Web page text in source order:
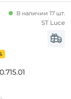
В наличии 17 шт.
ST Luce